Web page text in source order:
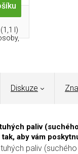
l)
Diskuze
paliv
aby vám
paliv